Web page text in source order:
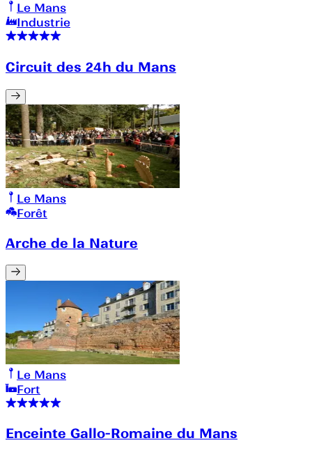
Le Mans
Industrie
Circuit des 24h du Mans
Le Mans
Forêt
Arche de la Nature
Le Mans
Fort
Enceinte Gallo-Romaine du Mans